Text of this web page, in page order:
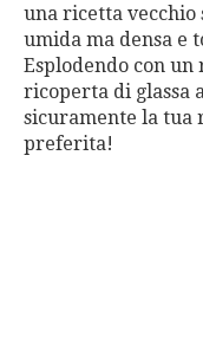
una ricetta vecchio
umida ma densa e
Esplodendo con un
ricoperta di glassa
sicuramente la tua
preferita!